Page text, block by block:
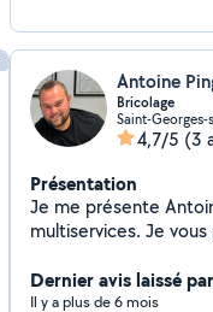
Bricolage
4,7/5 (3
Présentation
Je me présente
multiservices. Je vous propose des services en
service a la personne
N'hésitez pas à me
Dernier avis laissé
Il y a plus de 6 mois